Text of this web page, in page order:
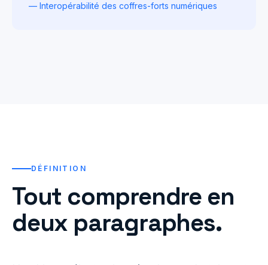
— Interopérabilité des coffres-forts numériques
DÉFINITION
Tout comprendre en
deux paragraphes.